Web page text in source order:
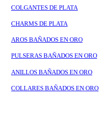
COLGANTES DE PLATA
CHARMS DE PLATA
AROS BAÑADOS EN ORO
PULSERAS BAÑADOS EN ORO
ANILLOS BAÑADOS EN ORO
COLLARES BAÑADOS EN ORO